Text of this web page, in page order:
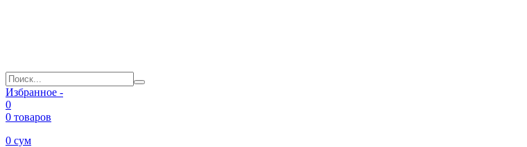
Избранное -
0
0 товаров
0 сум